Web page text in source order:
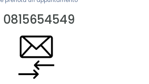
0815654549